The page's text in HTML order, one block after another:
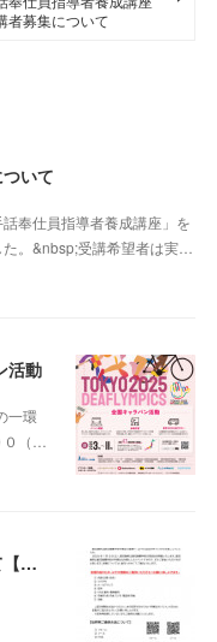
者募集について
いて
奉仕員指導者養成講座」を
。&nbsp;受講希望者は実…
活動
一環
（…
鹿児島県立鹿児島聾学校同窓会について【お願い】